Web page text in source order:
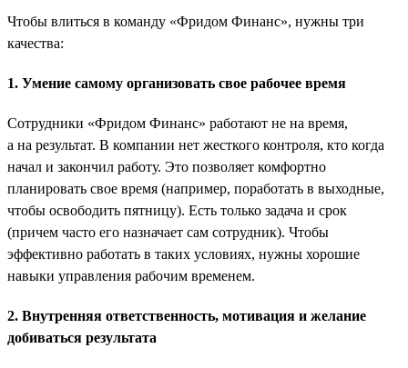
Чтобы влиться в команду «Фридом Финанс», нужны три
качества:
1. Умение самому организовать свое рабочее время
Сотрудники «Фридом Финанс» работают не на время,
а на результат. В компании нет жесткого контроля, кто когда
начал и закончил работу. Это позволяет комфортно
планировать свое время (например, поработать в выходные,
чтобы освободить пятницу). Есть только задача и срок
(причем часто его назначает сам сотрудник). Чтобы
эффективно работать в таких условиях, нужны хорошие
навыки управления рабочим временем.
2. Внутренняя ответственность, мотивация и желание
добиваться результата